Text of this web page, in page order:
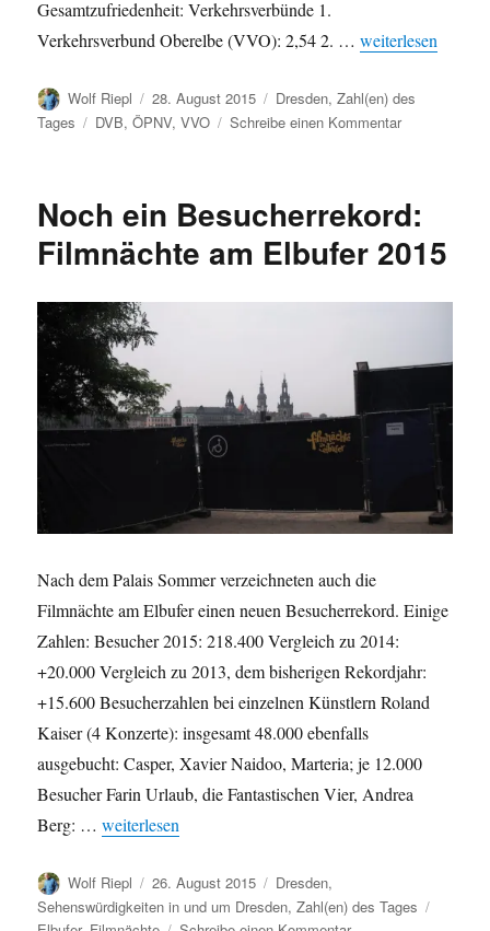
Gesamtzufriedenheit: Verkehrsverbünde 1.
Verkehrsverbund Oberelbe (VVO): 2,54 2. …„ÖPNV
weiterlesen
Autor
Wolf Riepl
Veröffentlicht
am
28. August 2015 Kategorien
Dresden,Zahl(en) des
Tages
Schlagwörter
DVB,ÖPNV,VVO Schreibe einen Kommentarzu
DVB
mit
auf
Noch ein Besucherrekord:
Filmnächte am Elbufer 2015
Nach dem Palais Sommer verzeichneten auch die
Filmnächte am Elbufer einen neuen Besucherrekord. Einige
Zahlen: Besucher 2015: 218.400 Vergleich zu 2014:
+20.000 Vergleich zu 2013, dem bisherigen Rekordjahr:
+15.600 Besucherzahlen bei einzelnen Künstlern Roland
Kaiser (4 Konzerte): insgesamt 48.000 ebenfalls
ausgebucht: Casper, Xavier Naidoo, Marteria; je 12.000
Besucher Farin Urlaub, die Fantastischen Vier, Andrea
Berg: …„Noch ein Besucherrekord: Filmnächte am Elbufer
weiterlesen
Autor
Wolf Riepl
Veröffentlicht
am
26. August 2015 Kategorien
Dresden,
Sehenswürdigkeiten in und um Dresden,Zahl(en) des Tages